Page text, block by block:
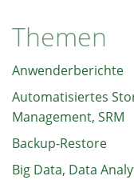
Themen
Anwenderberichte
Automatisiertes
Management, SRM
Backup-Restore
Big Data, Data